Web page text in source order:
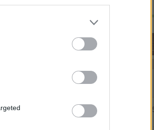
на макс и определено не ми отчете
ли...